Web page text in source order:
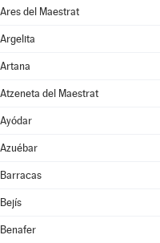
Ares del Maestrat
Argelita
Artana
Atzeneta del Maestrat
Ayódar
Azuébar
Barracas
Bejís
Benafer